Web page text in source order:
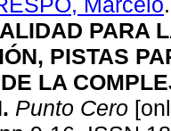
PARA
PISTAS
LA
. Punto Cero